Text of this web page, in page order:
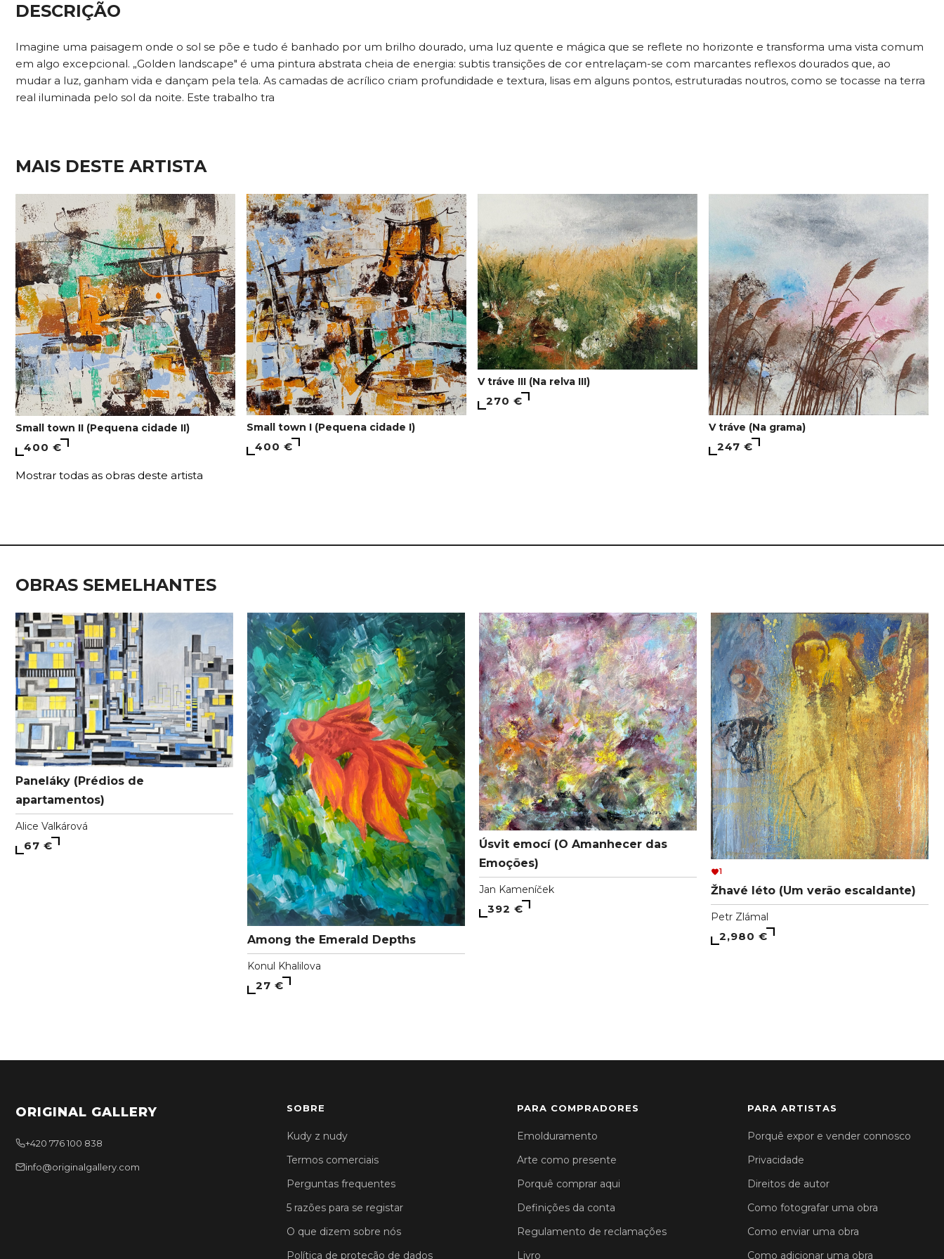
DESCRIÇÃO
Imagine uma paisagem onde o sol se põe e tudo é banhado por um brilho dourado, uma luz quente e mágica que se reflete no horizonte e transforma uma vista comum
em algo excepcional. „Golden landscape" é uma pintura abstrata cheia de energia: subtis transições de cor entrelaçam-se com marcantes reflexos dourados que, ao
mudar a luz, ganham vida e dançam pela tela. As camadas de acrílico criam profundidade e textura, lisas em alguns pontos, estruturadas noutros, como se tocasse na terra
real iluminada pelo sol da noite. Este trabalho tra
MAIS DESTE ARTISTA
Small town II (Pequena cidade II)
400 €
Small town I (Pequena cidade I)
400 €
V tráve III (Na relva III)
270 €
V tráve (Na grama)
247 €
Mostrar todas as obras deste artista
OBRAS SEMELHANTES
Paneláky (Prédios de
apartamentos)
Alice Valkárová
67 €
Among the Emerald Depths
Konul Khalilova
27 €
Úsvit emocí (O Amanhecer das
Emoções)
Jan Kameníček
392 €
1
Žhavé léto (Um verão escaldante)
Petr Zlámal
2,980 €
ORIGINAL GALLERY
+420 776 100 838
info@originalgallery.com
SOBRE
Kudy z nudy
Termos comerciais
Perguntas frequentes
5 razões para se registar
O que dizem sobre nós
Política de proteção de dados
PARA COMPRADORES
Emolduramento
Arte como presente
Porquê comprar aqui
Definições da conta
Regulamento de reclamações
Livro
PARA ARTISTAS
Porquê expor e vender connosco
Privacidade
Direitos de autor
Como fotografar uma obra
Como enviar uma obra
Como adicionar uma obra